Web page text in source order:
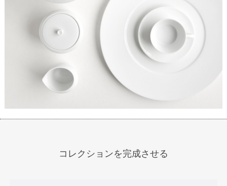
コレクションを完成させる